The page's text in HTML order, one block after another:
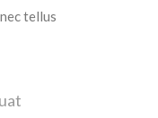
tellus